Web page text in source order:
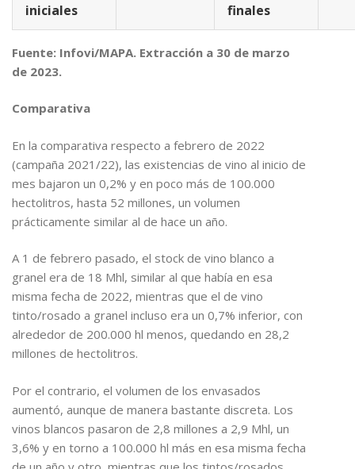
iniciales
finales
Fuente: Infovi/MAPA. Extracción a 30 de marzo
de 2023.
Comparativa
En la comparativa respecto a febrero de 2022
(campaña 2021/22), las existencias de vino al inicio de
mes bajaron un 0,2% y en poco más de 100.000
hectolitros, hasta 52 millones, un volumen
prácticamente similar al de hace un año.
A 1 de febrero pasado, el stock de vino blanco a
granel era de 18 Mhl, similar al que había en esa
misma fecha de 2022, mientras que el de vino
tinto/rosado a granel incluso era un 0,7% inferior, con
alrededor de 200.000 hl menos, quedando en 28,2
millones de hectolitros.
Por el contrario, el volumen de los envasados
aumentó, aunque de manera bastante discreta. Los
vinos blancos pasaron de 2,8 millones a 2,9 Mhl, un
3,6% y en torno a 100.000 hl más en esa misma fecha